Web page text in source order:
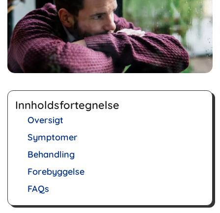
Innholdsfortegnelse
Oversigt
Symptomer
Behandling
Forebyggelse
FAQs